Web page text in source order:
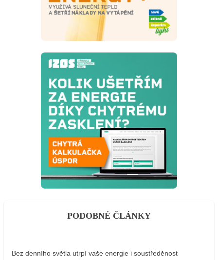
PODOBNÉ ČLÁNKY
Bez denního světla utrpí vaše energie i soustředěnost